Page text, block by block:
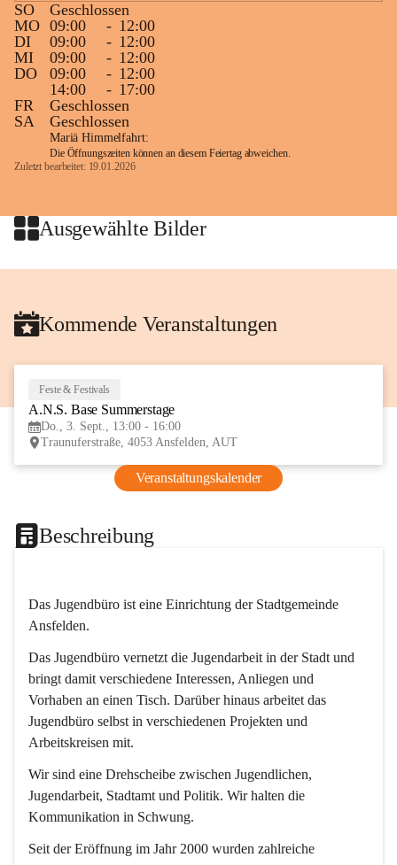
SO
Geschlossen
MO 09:00 - 12:00
DI
09:00 - 12:00
MI
09:00 - 12:00
DO
09:00 - 12:00
14:00
- 17:00
FR
Geschlossen
SA
Geschlossen
Mariä Himmelfahrt:
Die Öffnungszeiten können an diesem Feiertag abweichen.
Zuletzt bearbeitet: 19.01.2026
Ausgewählte Bilder
Kommende Veranstaltungen
Feste & Festivals
A.N.S. Base Summerstage
Do., 3. Sept., 13:00 - 16:00
Traunuferstraße, 4053 Ansfelden, AUT
Veranstaltungskalender
Beschreibung
Das Jugendbüro ist eine Einrichtung der Stadtgemeinde
Ansfelden.
Das Jugendbüro vernetzt die Jugendarbeit in der Stadt und
bringt damit verschiedene Interessen, Anliegen und
Vorhaben an einen Tisch. Darüber hinaus arbeitet das
Jugendbüro selbst in verschiedenen Projekten und
Arbeitskreisen mit.
Wir sind eine Drehscheibe zwischen Jugendlichen,
Jugendarbeit, Stadtamt und Politik. Wir halten die
Kommunikation in Schwung.
Seit der Eröffnung im Jahr 2000 wurden zahlreiche